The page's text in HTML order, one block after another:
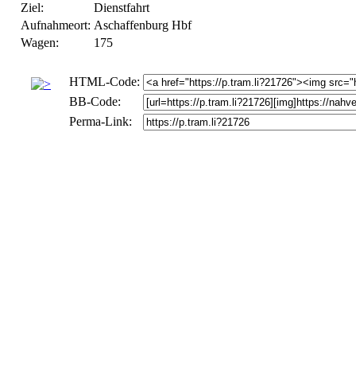
Ziel:
Dienstfahrt
Aufnahmeort: Aschaffenburg Hbf
Wagen:
175
HTML-Code:
BB-Code:
Perma-Link: